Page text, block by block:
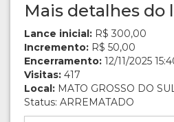
Mais detalhes do
Lance inicial: R$ 300,00
Incremento: R$ 50,00
Encerramento: 12/11/2025
Visitas: 417
Local: MATO GROSSO DO
Status: ARREMATADO